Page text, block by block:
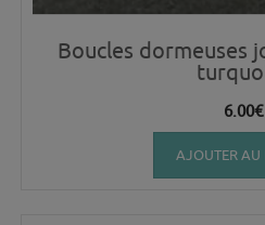
Boucles dormeuses
6.00€
AJOUTER AU